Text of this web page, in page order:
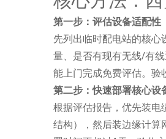
第一步：评估设备适配性
先列出临时配电站的核心
量、是否有现有无线/有
能上门完成免费评估。验
第二步：快速部署核心设
根据评估报告，优先装电
结构），然后装边缘计算